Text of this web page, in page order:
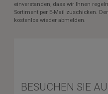
einverstanden, dass wir Ihnen
Sortiment per E-Mail zuschicken.
kostenlos wieder abmelden.
BESUCHEN SIE